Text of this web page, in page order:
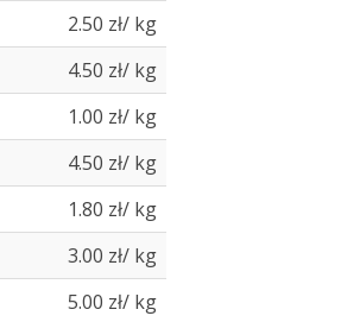
2.50 zł/ kg
4.50 zł/ kg
1.00 zł/ kg
4.50 zł/ kg
1.80 zł/ kg
3.00 zł/ kg
5.00 zł/ kg